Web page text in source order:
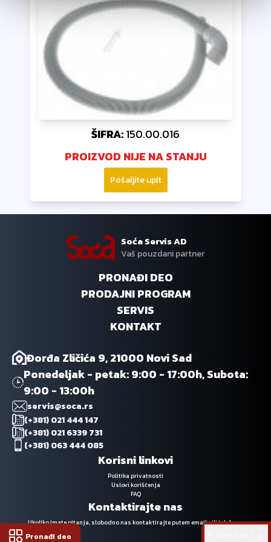
Pronađi deo
ŠIFRA:150.00.016
PROIZVOD NIJE NA STANJU
Pošaljite upit
Soća Servis AD
Vaš pouzdani partner
PRONAĐI DEO
PRODAJNI PROGRAM
SERVIS
KONTAKT
Đorđa Zličića 9, 21000 Novi Sad
Ponedeljak - petak: 9:00 - 17:00h, Subota:
9:00 - 13:00h
servis@soca.rs
(+381) 021 444 147
(+381) 021 6339 731
(+381) 063 444 085
Korisni linkovi
Politika privatnosti
Uslovi korišćenja
FAQ
Kontaktirajte nas
Ukoliko imate pitanja, slobodno nas kontaktirajte putem emaila ili telefona.